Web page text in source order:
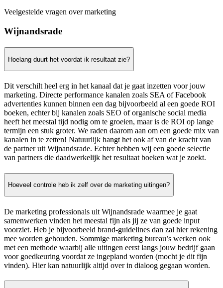
Veelgestelde vragen over marketing
Wijnandsrade
Hoelang duurt het voordat ik resultaat zie?
Dit verschilt heel erg in het kanaal dat je gaat inzetten voor jouw
marketing. Directe performance kanalen zoals SEA of Facebook
advertenties kunnen binnen een dag bijvoorbeeld al een goede ROI
boeken, echter bij kanalen zoals SEO of organische social media
heeft het meestal tijd nodig om te groeien, maar is de ROI op lange
termijn een stuk groter. We raden daarom aan om een goede mix van
kanalen in te zetten! Natuurlijk hangt het ook af van de kracht van
de partner uit Wijnandsrade. Echter hebben wij een goede selectie
van partners die daadwerkelijk het resultaat boeken wat je zoekt.
Hoeveel controle heb ik zelf over de marketing uitingen?
De marketing professionals uit Wijnandsrade waarmee je gaat
samenwerken vinden het meestal fijn als jij ze van goede input
voorziet. Heb je bijvoorbeeld brand-guidelines dan zal hier rekening
mee worden gehouden. Sommige marketing bureau’s werken ook
met een methode waarbij alle uitingen eerst langs jouw bedrijf gaan
voor goedkeuring voordat ze ingepland worden (mocht je dit fijn
vinden). Hier kan natuurlijk altijd over in dialoog gegaan worden.